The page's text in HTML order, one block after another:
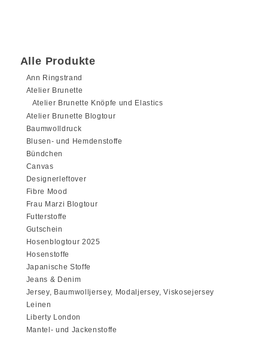
Alle Produkte
Ann Ringstrand
Atelier Brunette
Atelier Brunette Knöpfe und Elastics
Atelier Brunette Blogtour
Baumwolldruck
Blusen- und Hemdenstoffe
Bündchen
Canvas
Designerleftover
Fibre Mood
Frau Marzi Blogtour
Futterstoffe
Gutschein
Hosenblogtour 2025
Hosenstoffe
Japanische Stoffe
Jeans & Denim
Jersey, Baumwolljersey, Modaljersey, Viskosejersey
Leinen
Liberty London
Mantel- und Jackenstoffe